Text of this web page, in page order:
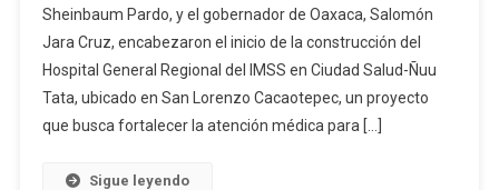
Arrancan
Construcción
Del
Hospital
Sheinbaum Pardo, y el gobernador de Oaxaca, Salomón
Jara Cruz, encabezaron el inicio de la construcción del
Hospital General Regional del IMSS en Ciudad Salud-Ñuu
Tata, ubicado en San Lorenzo Cacaotepec, un proyecto
que busca fortalecer la atención médica para […]
Sigue leyendo